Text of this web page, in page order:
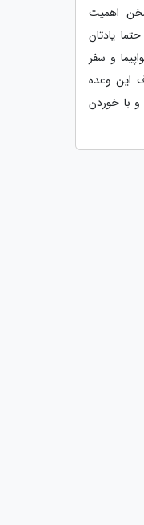
اهمیت
یادتان
و سفر
این وعده
و با خوردن